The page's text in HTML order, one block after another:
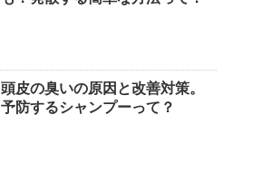
頭皮の臭いの原因と改善対策。
予防するシャンプーって？